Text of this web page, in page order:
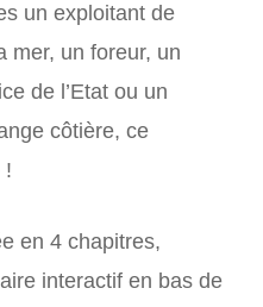
un exploitant de
mer, un foreur, un
de l’Etat ou un
côtière, ce
!
en 4 chapitres,
interactif en bas de